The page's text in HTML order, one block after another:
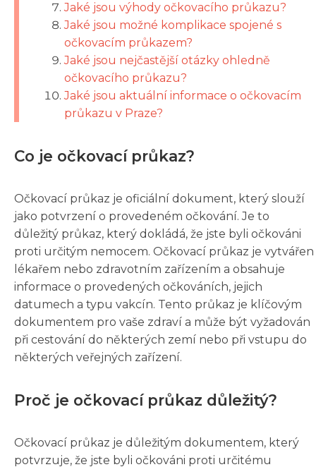
Jaké jsou výhody očkovacího průkazu?
Jaké jsou možné komplikace spojené s
očkovacím průkazem?
Jaké jsou nejčastější otázky ohledně
očkovacího průkazu?
Jaké jsou aktuální informace o očkovacím
průkazu v Praze?
Co je očkovací průkaz?
Očkovací průkaz je oficiální dokument, který slouží
jako potvrzení o provedeném očkování. Je to
důležitý průkaz, který dokládá, že jste byli očkováni
proti určitým nemocem. Očkovací průkaz je vytvářen
lékařem nebo zdravotním zařízením a obsahuje
informace o provedených očkováních, jejich
datumech a typu vakcín. Tento průkaz je klíčovým
dokumentem pro vaše zdraví a může být vyžadován
při cestování do některých zemí nebo při vstupu do
některých veřejných zařízení.
Proč je očkovací průkaz důležitý?
Očkovací průkaz je důležitým dokumentem, který
potvrzuje, že jste byli očkováni proti určitému